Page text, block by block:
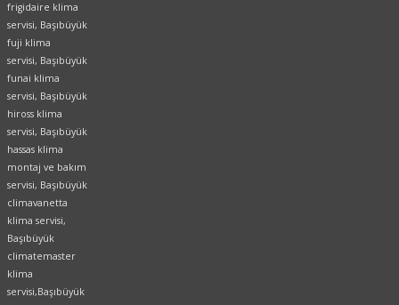
frigidaire klima
servisi, Başıbüyük
fuji klima
servisi, Başıbüyük
funai klima
servisi, Başıbüyük
hiross klima
servisi, Başıbüyük
hassas klima
montaj ve bakım
servisi, Başıbüyük
climavanetta
klima servisi,
Başıbüyük
climatemaster
klima
servisi,Başıbüyük